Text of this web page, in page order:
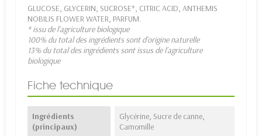
GLUCOSE, GLYCERIN, SUCROSE*, CITRIC ACID, ANTHEMIS
NOBILIS FLOWER WATER, PARFUM.
* issu de l’agriculture biologique
100% du total des ingrédients sont d’origine naturelle
13% du total des ingrédients sont issus de l’agriculture
biologique
Fiche technique
Ingrédients
(principaux)
Glycérine, Sucre de canne,
Camomille